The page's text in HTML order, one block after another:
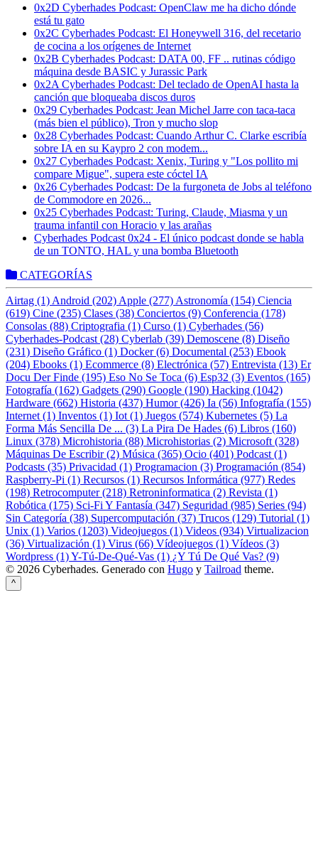
0x2D Cyberhades Podcast: OpenClaw me ha dicho dónde
está tu gato
0x2C Cyberhades Podcast: El Honeywell 316, del recetario
de cocina a los orígenes de Internet
0x2B Cyberhades Podcast: DATA 00, FF .. rutinas código
máquina desde BASIC y Jurassic Park
0x2A Cyberhades Podcast: Del teclado de OpenAI hasta la
canción que bloqueaba discos duros
0x29 Cyberhades Podcast: Jean Michel Jarre con taca-taca
(más bien el público), Tron y mucho slop
0x28 Cyberhades Podcast: Cuando Arthur C. Clarke escribía
sobre IA en su Kaypro 2 con modem...
0x27 Cyberhades Podcast: Xenix, Turing y "Los pollito mi
compare Migue", supera este cóctel IA
0x26 Cyberhades Podcast: De la furgoneta de Jobs al teléfono
de Commodore en 2026...
0x25 Cyberhades Podcast: Turing, Claude, Miasma y un
trauma infantil con Horacio y las arañas
Cyberhades Podcast 0x24 - El único podcast donde se habla
de un TONTO, HAL y una bomba Bluetooth
CATEGORÍAS
Airtag (1) Android (202) Apple (277) Astronomía (154) Ciencia
(619) Cine (235) Clases (38) Conciertos (9) Conferencia (178)
Consolas (88) Criptografia (1) Curso (1) Cyberhades (56)
Cyberhades-Podcast (28) Cyberlab (39) Demoscene (8) Diseño
(231) Diseño Gráfico (1) Docker (6) Documental (253) Ebook
(204) Ebooks (1) Ecommerce (8) Electrónica (57) Entrevista (13) Er
Docu Der Finde (195) Eso No Se Toca (6) Esp32 (3) Eventos (165)
Fotografía (162) Gadgets (290) Google (190) Hacking (1042)
Hardware (662) Historia (437) Humor (426) Ia (56) Infografía (155)
Internet (1) Inventos (1) Iot (1) Juegos (574) Kubernetes (5) La
Forma Más Sencilla De ... (3) La Pira De Hades (6) Libros (160)
Linux (378) Microhistoria (88) Microhistorias (2) Microsoft (328)
Máquinas De Escribir (2) Música (365) Ocio (401) Podcast (1)
Podcasts (35) Privacidad (1) Programacion (3) Programación (854)
Raspberry-Pi (1) Recursos (1) Recursos Informática (977) Redes
(198) Retrocomputer (218) Retroninformatica (2) Revista (1)
Robótica (175) Sci-Fi Y Fantasía (347) Seguridad (985) Series (94)
Sin Categoría (38) Supercomputación (37) Trucos (129) Tutorial (1)
Unix (1) Varios (1203) Videojuegos (1) Videos (934) Virtualizacion
(36) Virtualización (1) Virus (66) Vídeojuegos (1) Vídeos (3)
Wordpress (1)Y-Tú-De-Qué-Vas (1) ¿Y Tú De Qué Vas? (9)
© 2026 Cyberhades. Generado con Hugo y Tailroad theme.
^